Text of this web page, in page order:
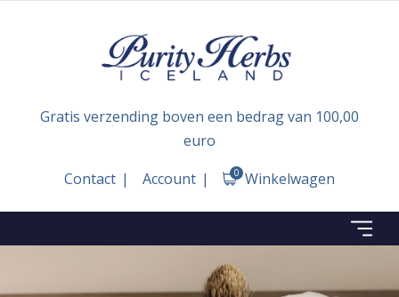
Gratis verzending boven een bedrag van 100,00
euro
Contact
Account Winkelwagen
0